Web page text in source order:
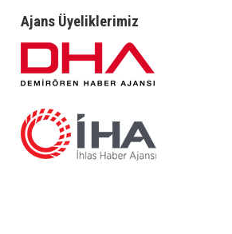
Ajans Üyeliklerimiz